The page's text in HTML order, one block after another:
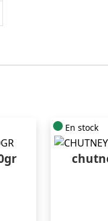
En stock